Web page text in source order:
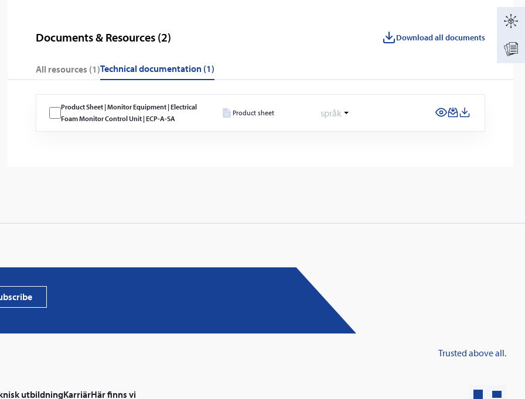
Documents & Resources (2) Download all documents
All resources (1) technical documentation (1)
Product Sheet | Monitor Equipment | Electrical
Foam Monitor Control Unit | ECP-A-SA
Product sheet språk
Trusted above all.
utbildningKarriärHär finns vi